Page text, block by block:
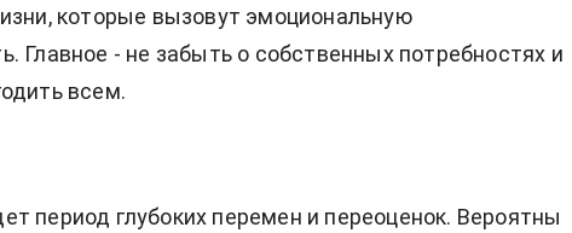
которые вызовут эмоциональную
Главное - не забыть о собственных потребностях и
всем.
период глубоких перемен и переоценок. Вероятны